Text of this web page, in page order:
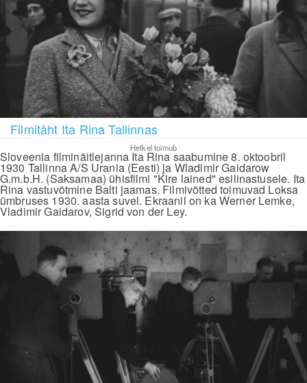
Filmitäht Ita Rina Tallinnas
Hetkel toimub
Sloveenia filminäitlejanna Ita Rina saabumine 8. oktoobril
1930 Tallinna A/S Urania (Eesti) ja Wladimir Gaidarow
G.m.b.H. (Saksamaa) ühisfilmi "Kire lained" esilinastusele. Ita
Rina vastuvõtmine Balti jaamas. Filmivõtted toimuvad Loksa
ümbruses 1930. aasta suvel. Ekraanil on ka Werner Lemke,
Vladimir Gaidarov, Sigrid von der Ley.